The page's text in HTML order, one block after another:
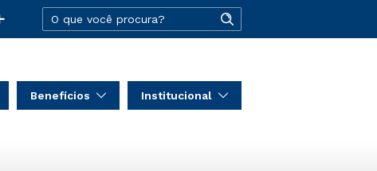
Benefícios Institucional